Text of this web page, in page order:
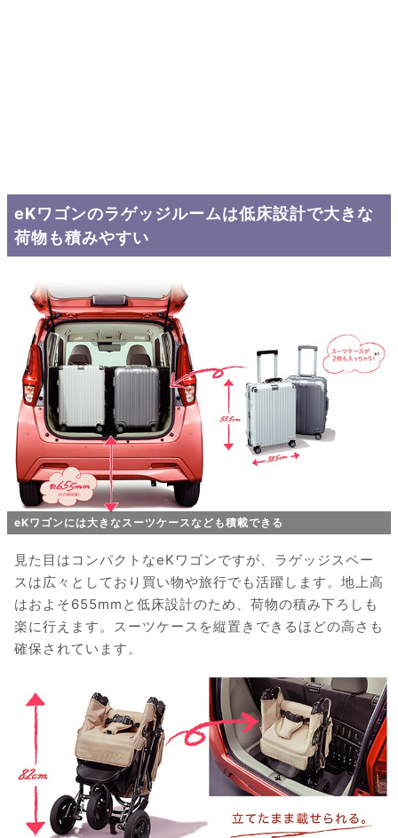
eKワゴンのラゲッジルームは低床設計で大きな
荷物も積みやすい
eKワゴンには大きなスーツケースなども積載できる
見た目はコンパクトなeKワゴンですが、ラゲッジスペー
スは広々としており買い物や旅行でも活躍します。地上高
はおよそ655mmと低床設計のため、荷物の積み下ろしも
楽に行えます。スーツケースを縦置きできるほどの高さも
確保されています。